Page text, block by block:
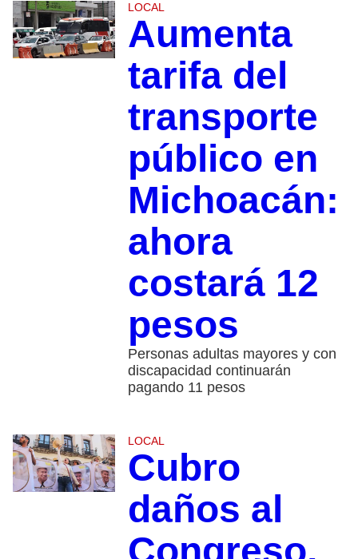
LOCAL
Aumenta
tarifa del
transporte
público en
Michoacán:
ahora
costará 12
pesos
Personas adultas mayores y con
discapacidad continuarán
pagando 11 pesos
LOCAL
Cubro
daños al